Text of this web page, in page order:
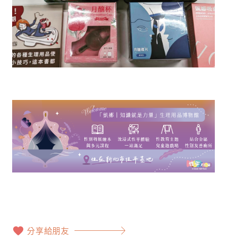
分享給朋友